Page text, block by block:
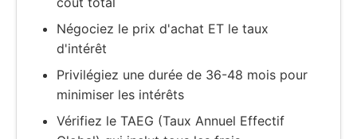
Négociez le prix d'achat ET le taux
d'intérêt
Privilégiez une durée de 36-48 mois pour
minimiser les intérêts
Vérifiez le TAEG (Taux Annuel Effectif